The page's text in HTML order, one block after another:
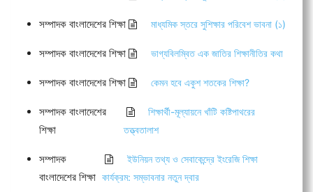
সম্পাদক বাংলাদেশের শিক্ষা মাধ্যমিক স্তরে সুশিক্ষার পরিবেশ ভাবনা (১)
সম্পাদক বাংলাদেশের শিক্ষা ভাগ্যবিলম্বিত এক জাতির শিক্ষানীতির কথা
সম্পাদক বাংলাদেশের শিক্ষা কেমন হবে একুশ শতকের শিক্ষা?
সম্পাদক বাংলাদেশের
শিক্ষা
শিক্ষার্থী-মূল্যায়নে খাঁটি কষ্টিপাথরের
তত্ত্বতালাশ
সম্পাদক
বাংলাদেশের শিক্ষা
ইউনিয়ন তথ্য ও সেবাকেন্দ্রে ইংরেজি শিক্ষা
কার্যক্রম: সম্ভাবনার নতুন দ্বার